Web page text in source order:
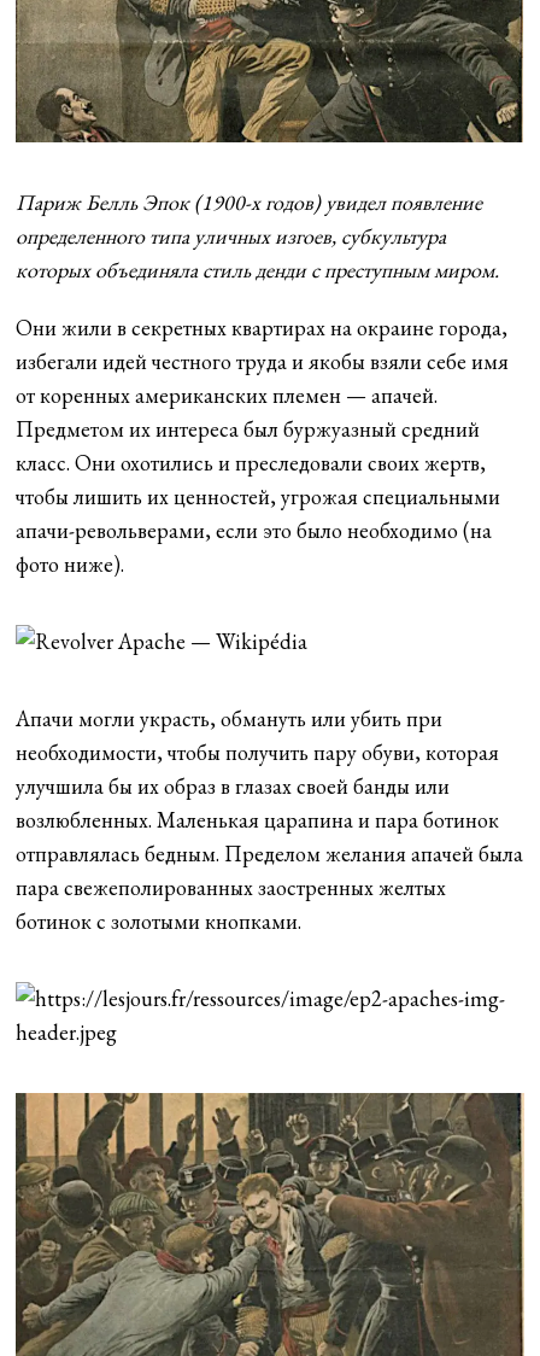
Париж Белль Эпок (1900-х годов) увидел появление
определенного типа уличных изгоев, субкультура
которых объединяла стиль денди с преступным миром.
Они жили в секретных квартирах на окраине города,
избегали идей честного труда и якобы взяли себе имя
от коренных американских племен — апачей.
Предметом их интереса был буржуазный средний
класс. Они охотились и преследовали своих жертв,
чтобы лишить их ценностей, угрожая специальными
апачи-револьверами, если это было необходимо (на
фото ниже).
Апачи могли украсть, обмануть или убить при
необходимости, чтобы получить пару обуви, которая
улучшила бы их образ в глазах своей банды или
возлюбленных. Маленькая царапина и пара ботинок
отправлялась бедным. Пределом желания апачей была
пара свежеполированных заостренных желтых
ботинок с золотыми кнопками.